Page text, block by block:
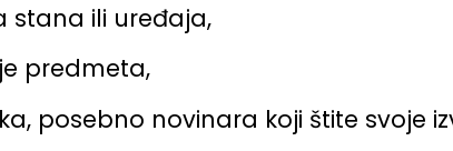
stana ili uređaja,
predmeta,
posebno novinara koji štite svoje